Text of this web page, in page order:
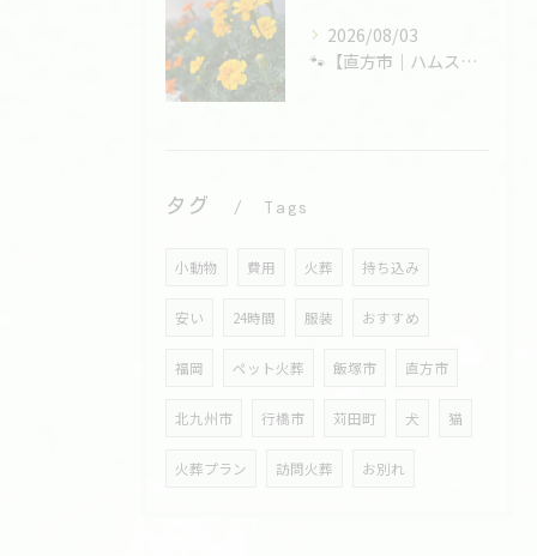
2026/08/03
🐾【直方市｜ハムスターの大福くんのお見送り】🌸
タグ Tags
小動物 費用 火葬 持ち込み
安い 24時間 服装 おすすめ
福岡 ペット火葬 飯塚市 直方市
北九州市 行橋市 苅田町 犬 猫
火葬プラン 訪問火葬 お別れ